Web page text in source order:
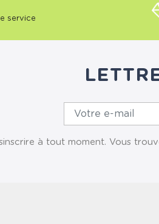
service
à tout moment. Vous